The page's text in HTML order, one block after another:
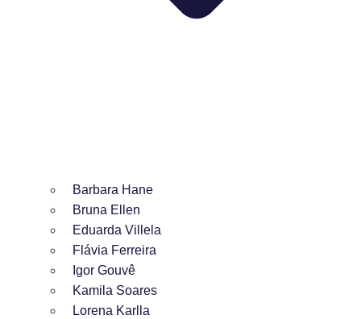
Barbara Hane
Bruna Ellen
Eduarda Villela
Flávia Ferreira
Igor Gouvê
Kamila Soares
Lorena Karlla